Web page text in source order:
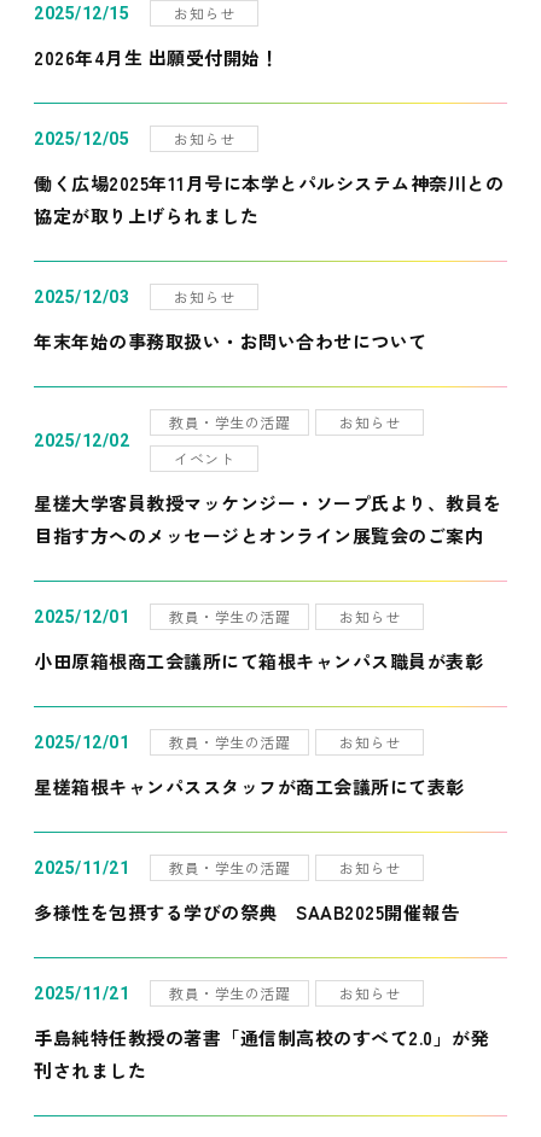
2025/12/15 お知らせ
2026年4月生 出願受付開始！
2025/12/05 お知らせ
働く広場2025年11月号に本学とパルシステム神奈川との
協定が取り上げられました
2025/12/03 お知らせ
年末年始の事務取扱い・お問い合わせについて
2025/12/02
教員・学生の活躍
お知らせ
イベント
星槎大学客員教授マッケンジー・ソープ氏より、教員を
目指す方へのメッセージとオンライン展覧会のご案内
2025/12/01 教員・学生の活躍 お知らせ
小田原箱根商工会議所にて箱根キャンパス職員が表彰
2025/12/01 教員・学生の活躍 お知らせ
星槎箱根キャンパススタッフが商工会議所にて表彰
2025/11/21 教員・学生の活躍 お知らせ
多様性を包摂する学びの祭典 SAAB2025開催報告
2025/11/21 教員・学生の活躍 お知らせ
手島純特任教授の著書「通信制高校のすべて2.0」が発
刊されました